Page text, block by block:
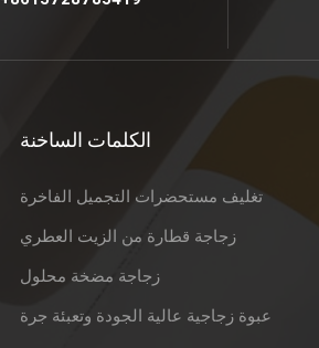
الكلمات الساخنة
تغليف مستحضرات التجميل الفاخرة
زجاجة قطارة من الزيت العطري
زجاجة مضخة محلول
عبوة زجاجية عالية الجودة وتعبئة جرة